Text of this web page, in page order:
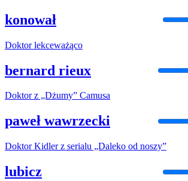
konował
Doktorlekceważąco
bernard rieux
Doktorz „Dżumy” Camusa
paweł wawrzecki
DoktorKidler z serialu „Daleko od noszy”
lubicz